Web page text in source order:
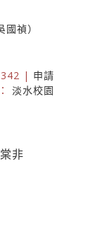
禎）
| 申請
淡水校園
非